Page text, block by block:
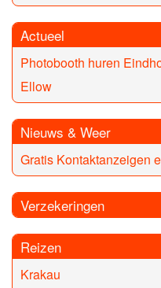
Actueel
Photobooth huren
Ellow
Nieuws & Weer
Gratis Kontaktanzeigen
Verzekeringen
Reizen
Krakau